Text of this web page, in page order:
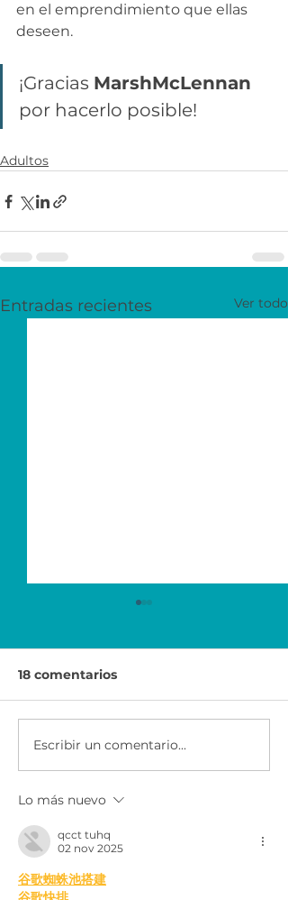
en el emprendimiento que ellas
deseen.
¡Gracias MarshMcLennan
por hacerlo posible!
Adultos
Entradas recientes Ver todo
Mujeres
Emprendedoras 2da
distribuidores Mobil
18 comentarios
Escribir un comentario...
Lo más nuevo
qcct tuhq
02 nov 2025
谷歌蜘蛛池搭建